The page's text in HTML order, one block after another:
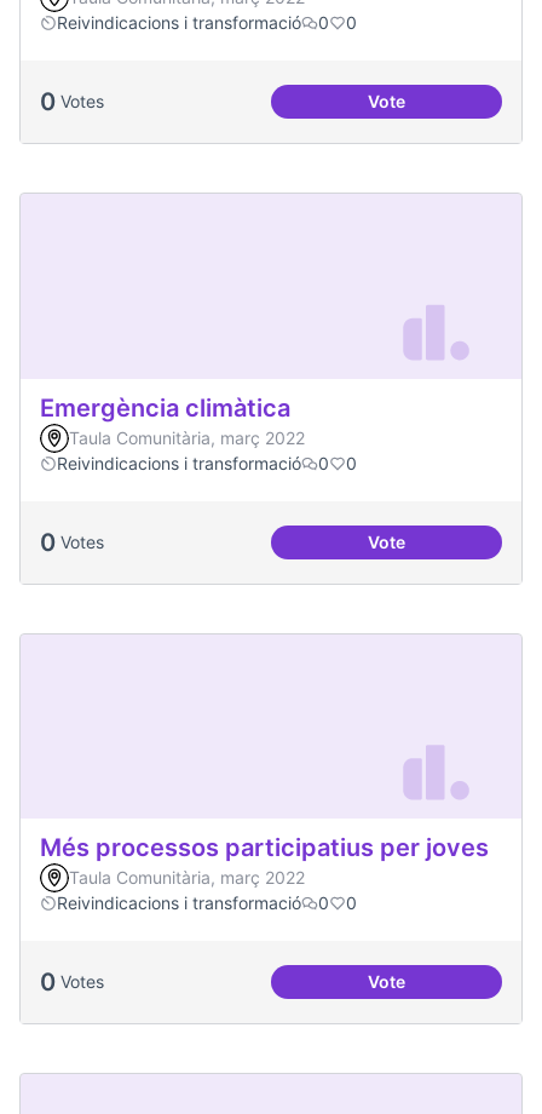
Reivindicacions i transformació
0 0
0 Votes VoteSoledat i aïllament
Emergència climàtica
Taula Comunitària, març 2022
Reivindicacions i transformació
0 0
0 Votes VoteEmergència
Més processos participatius per joves
Taula Comunitària, març 2022
Reivindicacions i transformació
0 0
0 Votes VoteMés processos